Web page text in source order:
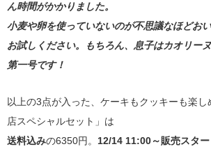
ん時間がかかりました。
小麦や卵を使っていないのが不思議なほどお
お試しください。もちろん、息子はカオリー
第一号です！
以上の3点が入った、ケーキもクッキーも楽
店スペシャルセット」は
送料込みの6350円。 12/14 11:00～販売スター